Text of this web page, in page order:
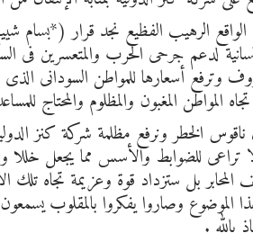
الرهيب الفظيع نجد قرار (*بسام
لدعم جرحى الحرب والمتعسرين
وترفع أسعارها للمواطن السودانى
المواطن المغبون والمظلوم والمحتاج
الخطر ونرفع مظلمة شركة كنز
تراعى للضوابط والأسس مما يجعل خللا
بل ستزداد قوة وعزيمة تجاه تلك
الموضوع وصاروا يفكروا بالمقلوب